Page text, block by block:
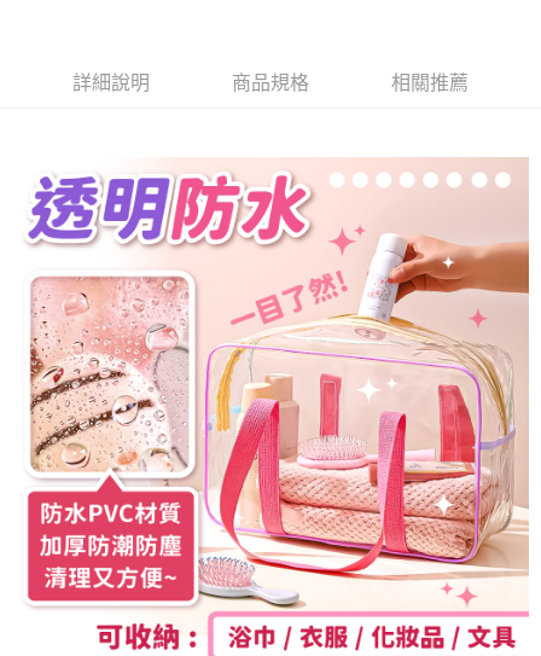
【「AFTEE先享後付」結帳流程】
ATM／網路銀行／等多元方式進行付款，方視為交易完成。
※ 請注意：結帳手續完成當下不需立刻繳費，但若您需要取消訂單，請聯絡
購買商品的店家。未經商家同意取消之訂單仍視為有效，需透過AFTEE先享
後付繳納相關費用。
※ 交易是否成功請以「AFTEE先享後付 」之結帳頁面顯示為準，若有關於
是否繳費成功／繳費後需取消欲退款等相關疑問，請聯繫「AFTEE先享後付
客戶支援中心」https://netprotections.freshdesk.com/support/home
【注意事項】
１．透過由恩沛科技股份有限公司提供之「AFTEE先享後付」服務完成之交
易，需依本服務之必要範圍內提供個人資料，並將交易相關給付款項請求債
權轉讓予恩沛科技股份有限公司。
２．關於個人資料處理事宜，請瀏覽以下網址：
https://aftee.tw/terms/#terms3
３．未成年的使用者請事先徵得法定代理人或監護人之同意方可使用
「AFTEE先享後付」，若未經同意申辦者引起之損失，本公司不負相關責
任。
４．使用「AFTEE先享後付」時，將依據個別帳號之用戶狀況，依本公司即
時審查核予不同之上限額度；若仍有額度不足之情形，本公司將視審查結果
請求用戶進行身份認證。
５．嚴禁一人註冊多個帳號或使用他人資訊註冊。若發現惡意使用之情形，
恩沛科技股份有限公司將有權停止該用戶之使用額度並採取法律行動。
每筆NT$60，滿NT$399(含以上)免運費
7-11取貨付款
每筆NT$60，滿NT$399(含以上)免運費
付款後7-11取貨
每筆NT$60，滿NT$399(含以上)免運費
宅配
每筆NT$65，滿NT$99(含以上)免運費
詳細說明 商品規格 相關推薦